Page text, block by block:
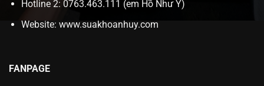
Hotline 2: 0763.463.111 (em Hồ Như Ý)
Website: www.suakhoanhuy.com
FANPAGE